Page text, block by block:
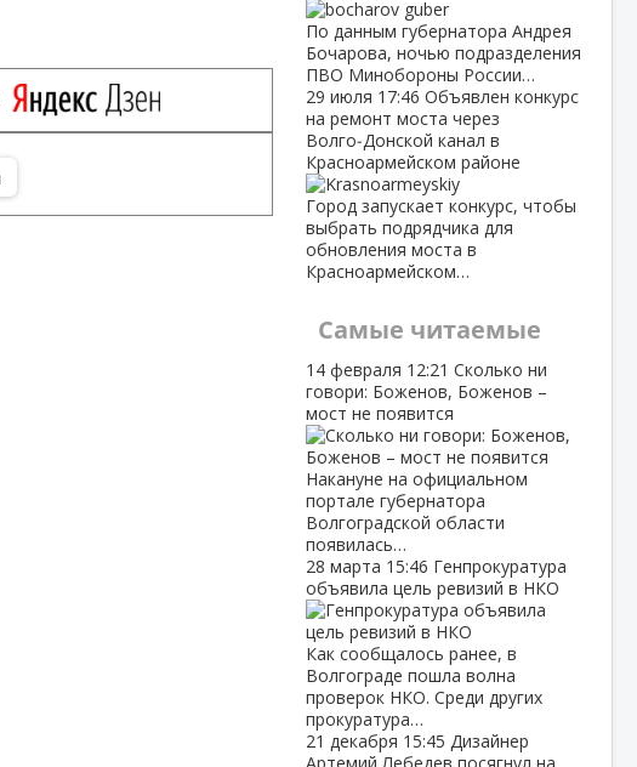
По данным губернатора Андрея
Бочарова, ночью подразделения
ПВО Минобороны России…
29 июля 17:46 Объявлен конкурс
на ремонт моста через
Волго‑Донской канал в
Красноармейском районе
Город запускает конкурс, чтобы
выбрать подрядчика для
обновления моста в
Красноармейском…
Самые читаемые
14 февраля 12:21 Сколько ни
говори: Боженов, Боженов –
мост не появится
Накануне на официальном
портале губернатора
Волгоградской области
появилась…
28 марта 15:46 Генпрокуратура
объявила цель ревизий в НКО
Как сообщалось ранее, в
Волгограде пошла волна
проверок НКО. Среди других
прокуратура…
21 декабря 15:45 Дизайнер